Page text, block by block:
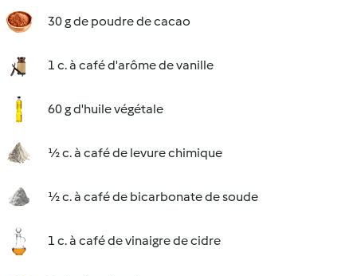
30 g de poudre de cacao
1 c. à café d'arôme de vanille
60 g d'huile végétale
½ c. à café de levure chimique
½ c. à café de bicarbonate de soude
1 c. à café de vinaigre de cidre